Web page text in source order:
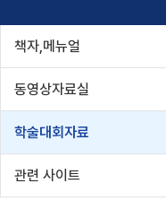
책자,메뉴얼
동영상자료실
학술대회자료
관련 사이트